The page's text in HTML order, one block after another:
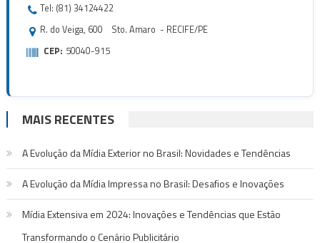
Tel: (81) 34124422
R. do Veiga, 600 Sto. Amaro - RECIFE/PE
CEP: 50040-915
MAIS RECENTES
A Evolução da Mídia Exterior no Brasil: Novidades e Tendências
A Evolução da Mídia Impressa no Brasil: Desafios e Inovações
Mídia Extensiva em 2024: Inovações e Tendências que Estão
Transformando o Cenário Publicitário